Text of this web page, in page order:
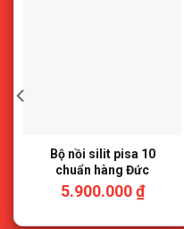
Bộ nồi silit pisa 10
chuẩn hàng Đức
5.900.000₫